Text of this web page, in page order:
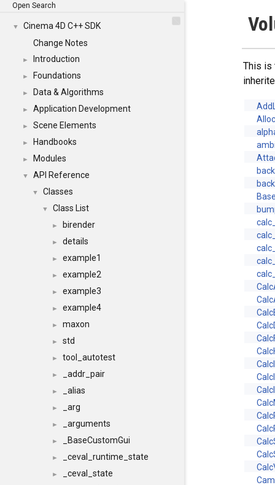
Open Search
▼
Cinema 4D C++ SDK
Change Notes
► Introduction
► Foundations
► Data & Algorithms
► Application Development
► Scene Elements
► Handbooks
► Modules
▼ API Reference
▼ Classes
▼ Class List
► birender
► details
► example1
► example2
► example3
► example4
► maxon
► std
► tool_autotest
► _addr_pair
► _alias
► _arg
► _arguments
► _BaseCustomGui
► _ceval_runtime_state
► _ceval_state
This